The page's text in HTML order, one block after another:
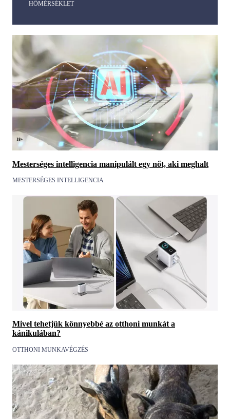
HŐMÉRSÉKLET
18+
Mesterséges intelligencia manipulált egy nőt, aki meghalt
MESTERSÉGES INTELLIGENCIA
Mivel tehetjük könnyebbé az otthoni munkát a
kánikulában?
OTTHONI MUNKAVÉGZÉS